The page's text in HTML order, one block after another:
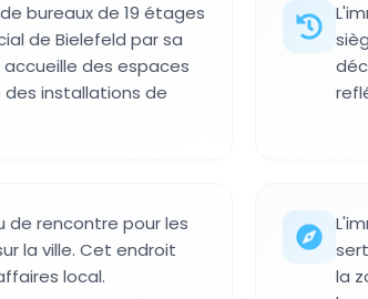
bureaux de 19 étages
de Bielefeld par sa
des espaces
des installations de
de rencontre pour les
la ville. Cet endroit
local.
la